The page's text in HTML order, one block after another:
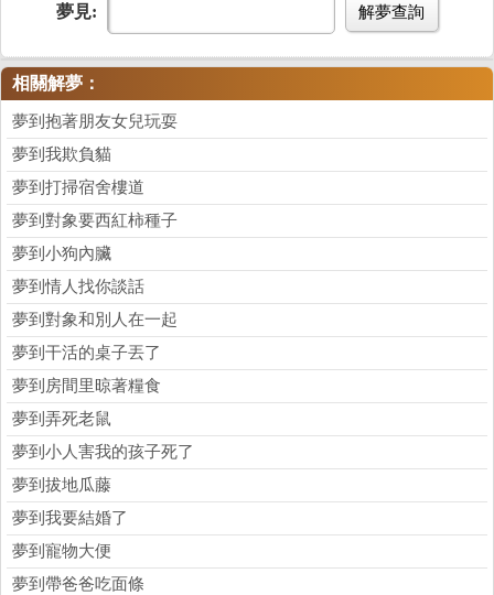
夢見: 解夢查詢
相關解夢：
夢到抱著朋友女兒玩耍
夢到我欺負貓
夢到打掃宿舍樓道
夢到對象要西紅柿種子
夢到小狗內臟
夢到情人找你談話
夢到對象和別人在一起
夢到干活的桌子丟了
夢到房間里晾著糧食
夢到弄死老鼠
夢到小人害我的孩子死了
夢到拔地瓜藤
夢到我要結婚了
夢到寵物大便
夢到帶爸爸吃面條